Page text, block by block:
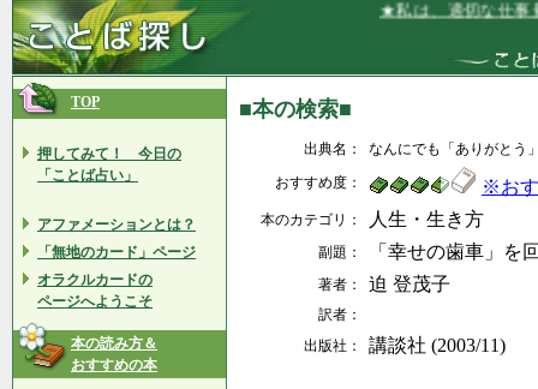
★私は、適切な仕事量
TOP
押してみて！ 今日の
「ことば占い」
アファメーションとは？
「無地のカード」ページ
オラクルカードの
ページへようこそ
本の読み方＆
おすすめの本
■本の検索■
出典名：
なんにでも「ありがとう
おすすめ度：
※お
本のカテゴリ： 人生・生き方
副題： 「幸せの歯車」を
著者： 迫 登茂子
訳者：
出版社：
講談社 (2003/11)